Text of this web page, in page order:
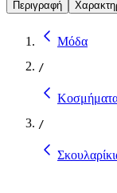
Περιγραφή
Μόδα
/
/